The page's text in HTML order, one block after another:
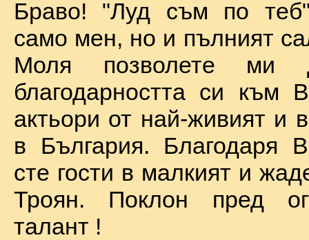
Браво! "Луд съм по
само мен, но и пълният
Моля позволете ми
благодарността си към
актьори от най-живият и
в България. Благодаря
сте гости в малкият и
Троян. Поклон пред
талант !